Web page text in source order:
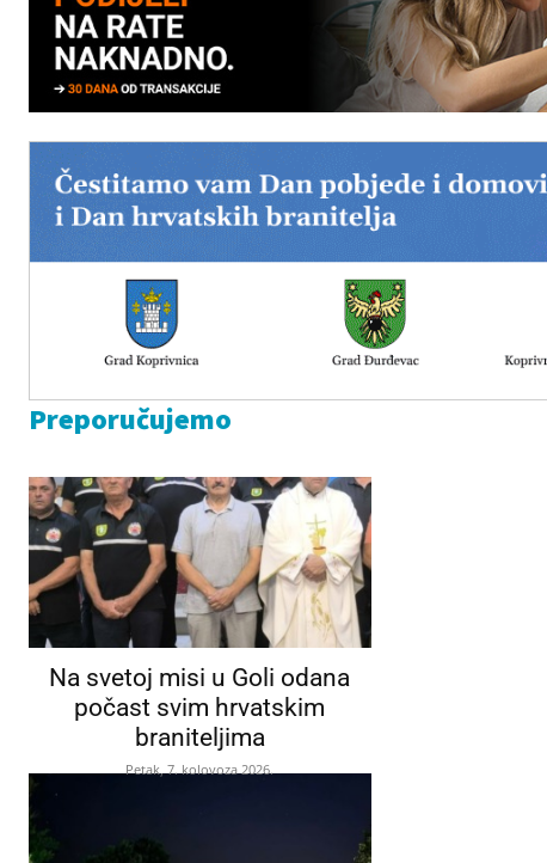
Preporučujemo
Na svetoj misi u Goli odana
počast svim hrvatskim
braniteljima
Petak, 7. kolovoza 2026.